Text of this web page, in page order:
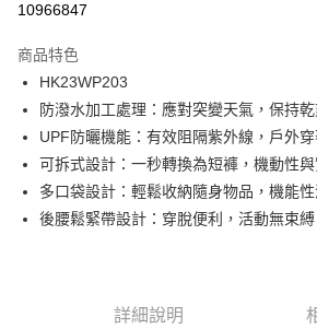
ATM付款
運送方式
一般全家取貨
每筆NT$100
全家超取(2000以上免運)
10966847
商品特色
HK23WP203
防潑水加工處理：應對突變天氣，保持乾
UPF防曬機能：有效阻隔紫外線，戶外穿
可拆式設計：一秒轉換為短褲，機動性與
多口袋設計：輕鬆收納隨身物品，機能性
後腰鬆緊帶設計：穿脫便利，活動無束縛
詳細說明